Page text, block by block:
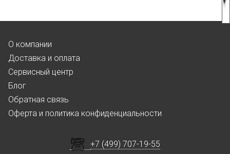
О компании
Доставка и оплата
Сервисный центр
Блог
Обратная связь
Оферта и политика конфиденциальности
+7 (499) 707-19-55